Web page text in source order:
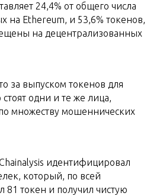
24,4% от общего числа
на Ethereum, и 53,6% токенов,
на децентрализованных
за выпуском токенов для
одни и те же лица,
множеству мошеннических
идентифицировал
который, по всей
81 токен и получил чистую